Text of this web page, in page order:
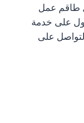
طاقم عمل
على خدمة
على